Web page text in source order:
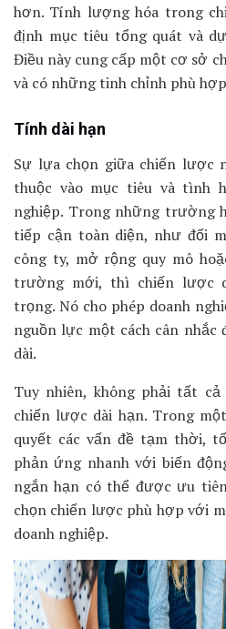
hơn. Tính lượng hóa trong
định mục tiêu tổng quát và
Điều này cung cấp một cơ sở
và có những tinh chỉnh phù
Tính dài hạn
Sự lựa chọn giữa chiến lược
thuộc vào mục tiêu và tình
nghiệp. Trong những trường
tiếp cận toàn diện, như đối
công ty, mở rộng quy mô
trường mới, thì chiến lược
trọng. Nó cho phép doanh
nguồn lực một cách cân
dài.
Tuy nhiên, không phải tất
chiến lược dài hạn. Trong
quyết các vấn đề tạm thời,
phản ứng nhanh với biến
ngắn hạn có thể được ưu
chọn chiến lược phù hợp với
doanh nghiệp.